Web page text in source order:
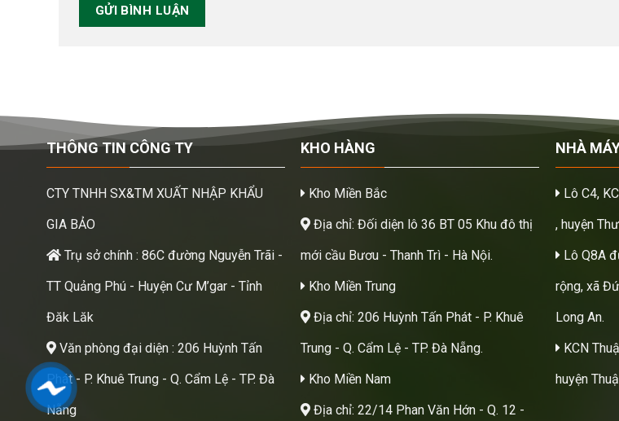
THÔNG TIN CÔNG TY
CTY TNHH SX&TM XUẤT NHẬP KHẨU
GIA BẢO
Trụ sở chính : 86C đường Nguyễn Trãi -
TT Quảng Phú - Huyện Cư M’gar - Tỉnh
Đăk Lăk
Văn phòng đại diện : 206 Huỳnh Tấn
Phát - P. Khuê Trung - Q. Cẩm Lệ - TP. Đà
Nẵng
KHO HÀNG
Kho Miền Bắc
Địa chỉ: Đối diện lô 36 BT 05 Khu đô thị
mới cầu Bươu - Thanh Trì - Hà Nội.
Kho Miền Trung
Địa chỉ: 206 Huỳnh Tấn Phát - P. Khuê
Trung - Q. Cẩm Lệ - TP. Đà Nẵng.
Kho Miền Nam
Địa chỉ: 22/14 Phan Văn Hớn - Q. 12 -
NHÀ
Lô C4,
, huyện
Lô Q8A
rộng, xã
Long An.
KCN
huyện